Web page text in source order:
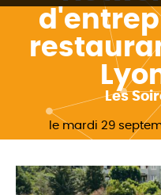
Les
le mardi 29